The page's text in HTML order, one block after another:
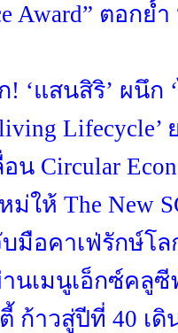
Award” ตอกย้
! ‘แสนสิริ’ ผนึก
น Circular
ให้ The New
มือคาเฟ่รักษ์โ
นเมนูเอ็กซ์คลูซี
ก้าวสู่ปีที่ 40 เดิ